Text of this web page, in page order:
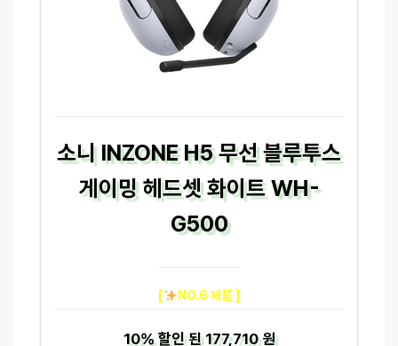
소니 INZONE H5 무선 블루투스
게이밍 헤드셋 화이트 WH-
G500
[ NO.6 제품 ]
10%할인 된177,710 원